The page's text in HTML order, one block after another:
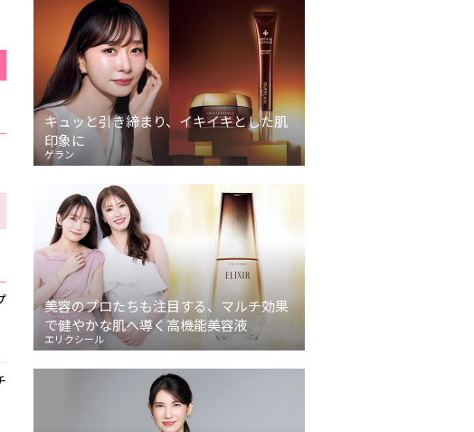
キュッと引き締まり、イキイキとした肌
印象に
ゲラン
美容のプロたちも注目する、マルチ効果
で健やかな肌へ導く高機能美容液
エリクシール